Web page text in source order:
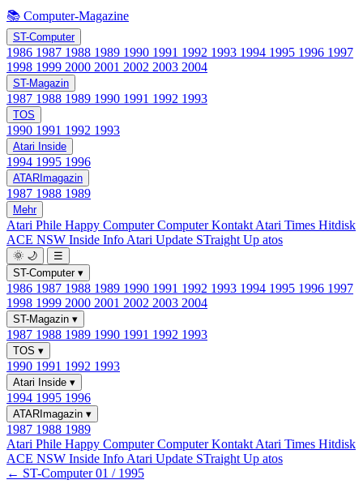
📚 Computer-Magazine
ST-Computer
1986 1987 1988 1989 1990 1991 1992 1993 1994 1995 1996 1997
1998 1999 2000 2001 2002 2003 2004
ST-Magazin
1987 1988 1989 1990 1991 1992 1993
TOS
1990 1991 1992 1993
Atari Inside
1994 1995 1996
ATARImagazin
1987 1988 1989
Mehr
Atari Phile Happy ComputerComputer Kontakt Atari Times Hitdisk
ACE NSW Inside Info Atari Update STraight Up atos
🌞 🌙
☰
ST-Computer ▾
1986 1987 1988 1989 1990 1991 1992 1993 1994 1995 1996 1997
1998 1999 2000 2001 2002 2003 2004
ST-Magazin ▾
1987 1988 1989 1990 1991 1992 1993
TOS ▾
1990 1991 1992 1993
Atari Inside ▾
1994 1995 1996
ATARImagazin ▾
1987 1988 1989
Atari Phile Happy ComputerComputer Kontakt Atari Times Hitdisk
ACE NSW Inside Info Atari Update STraight Up atos
← ST-Computer 01 / 1995